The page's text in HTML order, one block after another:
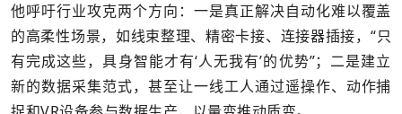
他呼吁行业攻克两个方向：一是真正解决自动化难以覆盖
的高柔性场景，如线束整理、精密卡接、连接器插接，“只
有完成这些，具身智能才有‘人无我有’的优势”；二是建立
新的数据采集范式，甚至让一线工人通过遥操作、动作捕